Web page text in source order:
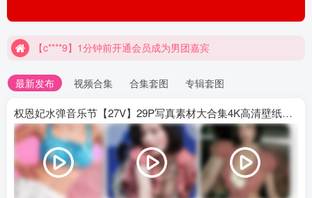
【c****9】1分钟前开通会员成为男团嘉宾
最新发布 视频合集 合集套图 专辑套图
权恩妃水弹音乐节【27V】29P写真素材大合集4K高清壁纸照片素材